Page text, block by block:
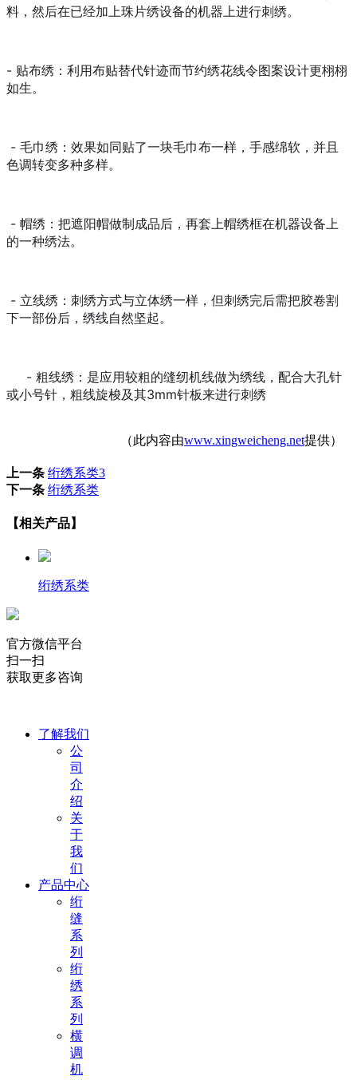
料，然后在已经加上珠片绣设备的机器上进行刺绣。
- 贴布绣：利用布贴替代针迹而节约绣花线令图案设计更栩栩
如生。
- 毛巾绣：效果如同贴了一块毛巾布一样，手感绵软，并且
色调转变多种多样。
- 帽绣：把遮阳帽做制成品后，再套上帽绣框在机器设备上
的一种绣法。
- 立线绣：刺绣方式与立体绣一样，但刺绣完后需把胶卷割
下一部份后，绣线自然坚起。
- 粗线绣：是应用较粗的缝纫机线做为绣线，配合大孔针
或小号针，粗线旋梭及其3mm针板来进行刺绣
（此内容由www.xingweicheng.net提供）
上一条 绗绣系类3
下一条 绗绣系类
【相关产品】
绗绣系类
官方微信平台
扫一扫
获取更多咨询
了解我们
公
司
介
绍
关
于
我
们
产品中心
绗
缝
系
列
绗
绣
系
列
横
调
机